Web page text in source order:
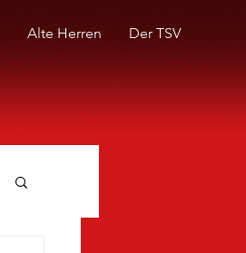
Alte Herren Der TSV